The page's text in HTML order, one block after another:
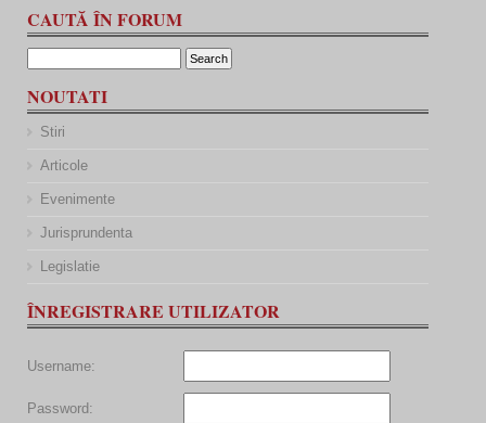
CAUTĂ ÎN FORUM
NOUTATI
Stiri
Articole
Evenimente
Jurisprundenta
Legislatie
ÎNREGISTRARE UTILIZATOR
Username:
Password: